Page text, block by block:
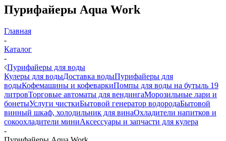
Пурифайеры Aqua Work
Главная
-
Каталог
-
Пурифайеры для воды
Кулеры для водыДоставка водыПурифайеры для
водыКофемашины и кофеваркиПомпы для воды на бутыль 19
литровТорговые автоматы для вендингаМорозильные лари и
бонетыУслуги чисткиБытовой генератор водородаБытовой
винный шкаф, холодильник для винаОхладители напитков и
сокоохладители миниАксессуары и запчасти для кулера
-